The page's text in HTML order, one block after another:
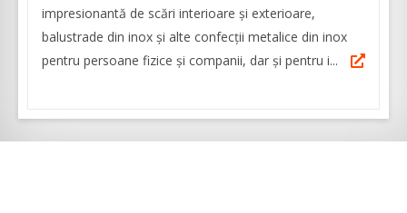
impresionantă de scări interioare și exterioare,
balustrade din inox și alte confecții metalice din inox
pentru persoane fizice și companii, dar și pentru i...